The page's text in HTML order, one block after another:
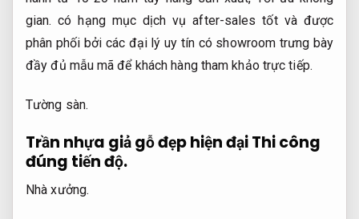
gian. có hạng mục dịch vụ after-sales tốt và được
phân phối bởi các đại lý uy tín có showroom trưng bày
đầy đủ mẫu mã để khách hàng tham khảo trực tiếp.
Tường sàn.
Trần nhựa giả gỗ đẹp hiện đạiThi công
đúng tiến độ.
Nhà xưởng.